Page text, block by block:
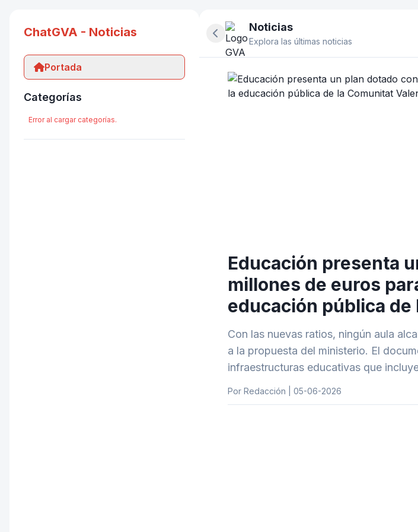
ChatGVA - Noticias
Portada
Categorías
Error al cargar categorías.
Ocultar panel lateral
Noticias
Explora las últimas noticias
Educación presenta
millones de euros
educación pública de
Con las nuevas ratios, ningún aula
a la propuesta del ministerio. El
infraestructuras educativas que
Por Redacción | 05-06-2026